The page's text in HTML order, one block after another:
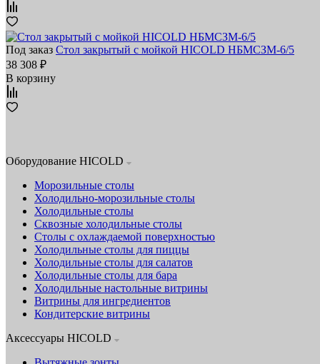
Под заказ Стол закрытый с мойкой HICOLD НБМСЗМ-6/5
38 308 ₽
В корзину
Оборудование HICOLD
Морозильные столы
Холодильно-морозильные столы
Холодильные столы
Сквозные холодильные столы
Столы с охлаждаемой поверхностью
Холодильные столы для пиццы
Холодильные столы для салатов
Холодильные столы для бара
Холодильные настольные витрины
Витрины для ингредиентов
Кондитерские витрины
Аксессуары HICOLD